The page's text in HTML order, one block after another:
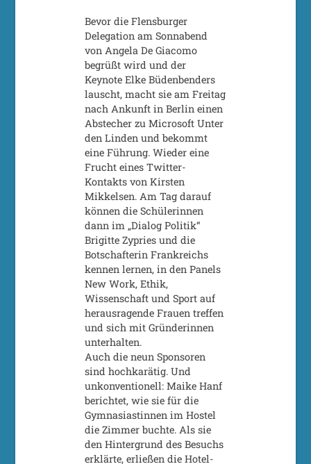
Bevor die Flensburger
Delegation am Sonnabend
von Angela De Giacomo
begrüßt wird und der
Keynote Elke Büdenbenders
lauscht, macht sie am Freitag
nach Ankunft in Berlin einen
Abstecher zu Microsoft Unter
den Linden und bekommt
eine Führung. Wieder eine
Frucht eines Twitter-
Kontakts von Kirsten
Mikkelsen. Am Tag darauf
können die Schülerinnen
dann im „Dialog Politik“
Brigitte Zypries und die
Botschafterin Frankreichs
kennen lernen, in den Panels
New Work, Ethik,
Wissenschaft und Sport auf
herausragende Frauen treffen
und sich mit Gründerinnen
unterhalten.
Auch die neun Sponsoren
sind hochkarätig. Und
unkonventionell: Maike Hanf
berichtet, wie sie für die
Gymnasiastinnen im Hostel
die Zimmer buchte. Als sie
den Hintergrund des Besuchs
erklärte, erließen die Hotel-